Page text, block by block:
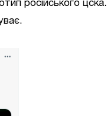
російського цска.